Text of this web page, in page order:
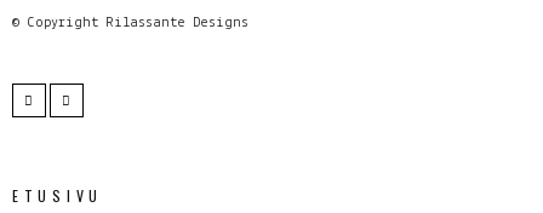
© Copyright Rilassante Designs
ETUSIVU